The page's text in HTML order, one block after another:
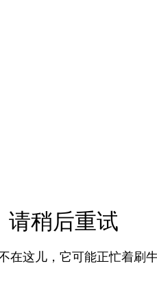
请稍后重试
在这儿，它可能正忙着刷